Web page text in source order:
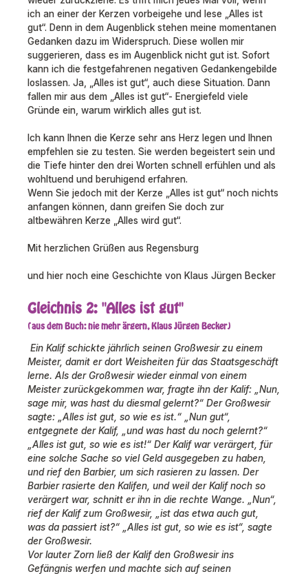
ich an einer der Kerzen vorbeigehe und lese „Alles ist
gut“. Denn in dem Augenblick stehen meine momentanen
Gedanken dazu im Widerspruch. Diese wollen mir
suggerieren, dass es im Augenblick nicht gut ist. Sofort
kann ich die festgefahrenen negativen Gedankengebilde
loslassen. Ja, „Alles ist gut“, auch diese Situation. Dann
fallen mir aus dem „Alles ist gut“- Energiefeld viele
Gründe ein, warum wirklich alles gut ist.
Ich kann Ihnen die Kerze sehr ans Herz legen und Ihnen
empfehlen sie zu testen. Sie werden begeistert sein und
die Tiefe hinter den drei Worten schnell erfühlen und als
wohltuend und beruhigend erfahren.
Wenn Sie jedoch mit der Kerze „Alles ist gut“ noch nichts
anfangen können, dann greifen Sie doch zur
altbewähren Kerze „Alles wird gut“.
Mit herzlichen Grüßen aus Regensburg
und hier noch eine Geschichte von Klaus Jürgen Becker
Gleichnis 2: "Alles ist gut"
(aus dem Buch: nie mehr ärgern, Klaus Jürgen Becker)
Ein Kalif schickte jährlich seinen Großwesir zu einem
Meister, damit er dort Weisheiten für das Staatsgeschäft
lerne. Als der Großwesir wieder einmal von einem
Meister zurückgekommen war, fragte ihn der Kalif: „Nun,
sage mir, was hast du diesmal gelernt?“ Der Großwesir
sagte: „Alles ist gut, so wie es ist.“ „Nun gut“,
entgegnete der Kalif, „und was hast du noch gelernt?“
„Alles ist gut, so wie es ist!“ Der Kalif war verärgert, für
eine solche Sache so viel Geld ausgegeben zu haben,
und rief den Barbier, um sich rasieren zu lassen. Der
Barbier rasierte den Kalifen, und weil der Kalif noch so
verärgert war, schnitt er ihn in die rechte Wange. „Nun“,
rief der Kalif zum Großwesir, „ist das etwa auch gut,
was da passiert ist?“ „Alles ist gut, so wie es ist“, sagte
der Großwesir.
Vor lauter Zorn ließ der Kalif den Großwesir ins
Gefängnis werfen und machte sich auf seinen